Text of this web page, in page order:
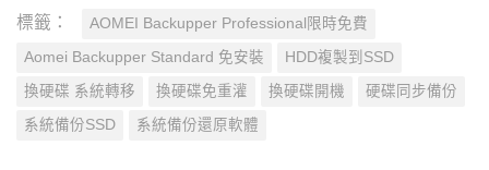
標籤： AOMEI Backupper Professional限時免費
Aomei Backupper Standard 免安裝 HDD複製到SSD
換硬碟 系統轉移 換硬碟免重灌 換硬碟開機 硬碟同步備份
系統備份SSD 系統備份還原軟體